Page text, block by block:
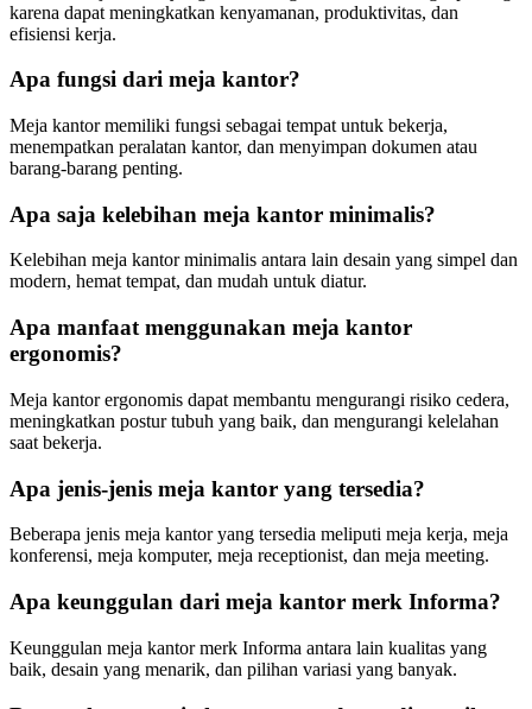
karena dapat meningkatkan kenyamanan, produktivitas, dan
efisiensi kerja.
Apa fungsi dari meja kantor?
Meja kantor memiliki fungsi sebagai tempat untuk bekerja,
menempatkan peralatan kantor, dan menyimpan dokumen atau
barang-barang penting.
Apa saja kelebihan meja kantor minimalis?
Kelebihan meja kantor minimalis antara lain desain yang simpel dan
modern, hemat tempat, dan mudah untuk diatur.
Apa manfaat menggunakan meja kantor
ergonomis?
Meja kantor ergonomis dapat membantu mengurangi risiko cedera,
meningkatkan postur tubuh yang baik, dan mengurangi kelelahan
saat bekerja.
Apa jenis-jenis meja kantor yang tersedia?
Beberapa jenis meja kantor yang tersedia meliputi meja kerja, meja
konferensi, meja komputer, meja receptionist, dan meja meeting.
Apa keunggulan dari meja kantor merk Informa?
Keunggulan meja kantor merk Informa antara lain kualitas yang
baik, desain yang menarik, dan pilihan variasi yang banyak.